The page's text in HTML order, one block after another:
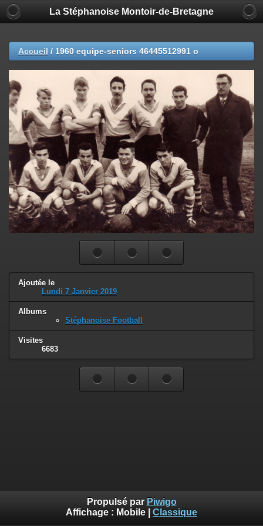
La Stéphanoise Montoir-de-Bretagne
Accueil / 1960 equipe-seniors 46445512991 o
Ajoutée le
Lundi 7 Janvier 2019
Albums
Stéphanoise Football
Visites
6683
Propulsé par Piwigo
Affichage : Mobile Classique